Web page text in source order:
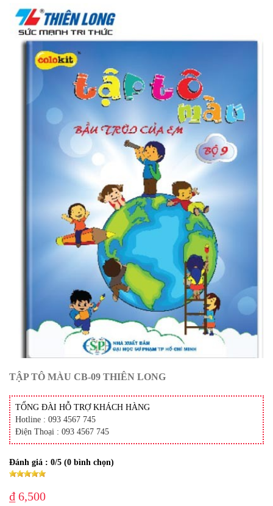
TẬP TÔ MÀU CB-09 THIÊN LONG
TỔNG ĐÀI HỖ TRỢ KHÁCH HÀNG
Hotline : 093 4567 745
Điện Thoại : 093 4567 745
Đánh giá : 0/5 (0 bình chọn)
₫ 6,500